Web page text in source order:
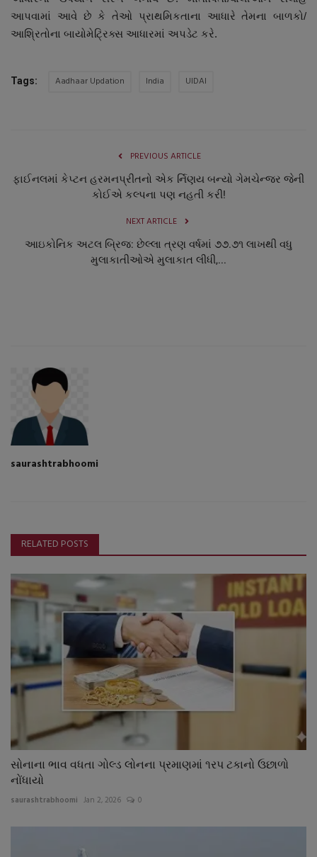
આપવામાં આવે છે કે તેઓ પ્રાથમિકતાના આધારે તેમના બાળકો/
આશ્રિતોના બાયોમેટ્રિક્સ આધારમાં અપડેટ કરે.
Tags: Aadhaar Updation India UIDAI
PREVIOUS ARTICLE
ફાઈનલમાં કેપ્ટન હરમનપ્રીતનો એક ર્નિણય બન્યો ગેમચેન્જર જેની
કોઈએ કલ્પના પણ નહતી કરી!
NEXT ARTICLE
આઇકોનિક અટલ બ્રિજ: છેલ્લા ત્રણ વર્ષમાં ૭૭.૭૧ લાખથી વધુ
મુલાકાતીઓએ મુલાકાત લીધી,...
saurashtrabhoomi
RELATED POSTS
સોનાના ભાવ વધતા ગોલ્ડ લોનના પ્રમાણમાં ૧રપ ટકાનો ઉછાળો
નોંધાયો
saurashtrabhoomi Jan 2, 2026 0